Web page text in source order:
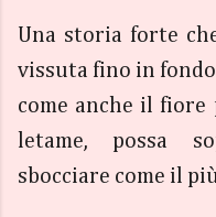
Una storia forte
vissuta fino in
come anche il
letame, possa
sbocciare come il